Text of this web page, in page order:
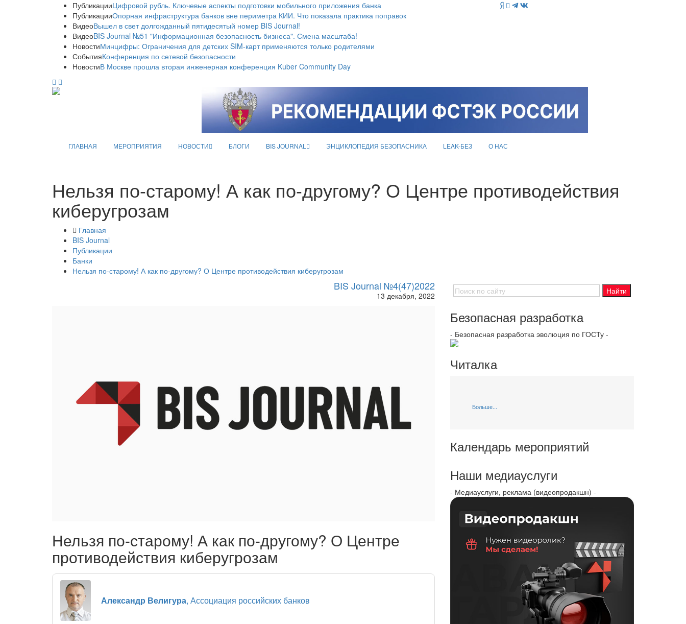
ПубликацииЦифровой рубль. Ключевые аспекты подготовки мобильного приложения банка
ПубликацииОпорная инфраструктура банков вне периметра КИИ. Что показала практика поправок
ВидеоВышел в свет долгожданный пятидесятый номер BIS Journal!
ВидеоBIS Journal №51 "Информационная безопасность бизнеса". Смена масштаба!
НовостиМинцифры: Ограничения для детских SIM-карт применяются только родителями
СобытияКонференция по сетевой безопасности
НовостиВ Москве прошла вторая инженерная конференция Kuber Community Day
ГЛАВНАЯ МЕРОПРИЯТИЯ НОВОСТИ БЛОГИ BIS JOURNAL ЭНЦИКЛОПЕДИЯ БЕЗОПАСНИКА LEAK-БЕЗ О НАС
Нельзя по-старому! А как по-другому? О Центре противодействия
киберугрозам
Главная
BIS Journal
Публикации
Банки
Нельзя по-старому! А как по-другому? О Центре противодействия киберугрозам
BIS Journal №4(47)2022
13 декабря, 2022
Нельзя по-старому! А как по-другому? О Центре
противодействия киберугрозам
Александр Велигура, Ассоциация российских банков
Безопасная разработка
- Безопасная разработка эволюция по ГОСТу -
Читалка
Больше...
Календарь мероприятий
Наши медиауслуги
- Медиауслуги, реклама (видеопродакшн) -